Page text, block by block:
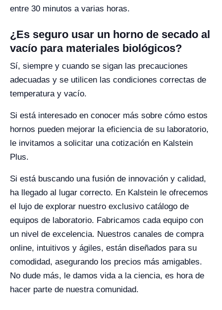
entre 30 minutos a varias horas.
¿Es seguro usar un horno de secado al
vacío para materiales biológicos?
Sí, siempre y cuando se sigan las precauciones
adecuadas y se utilicen las condiciones correctas de
temperatura y vacío.
Si está interesado en conocer más sobre cómo estos
hornos pueden mejorar la eficiencia de su laboratorio,
le invitamos a solicitar una cotización en Kalstein
Plus.
Si está buscando una fusión de innovación y calidad,
ha llegado al lugar correcto. En Kalstein le ofrecemos
el lujo de explorar nuestro exclusivo catálogo de
equipos de laboratorio. Fabricamos cada equipo con
un nivel de excelencia. Nuestros canales de compra
online, intuitivos y ágiles, están diseñados para su
comodidad, asegurando los precios más amigables.
No dude más, le damos vida a la ciencia, es hora de
hacer parte de nuestra comunidad.